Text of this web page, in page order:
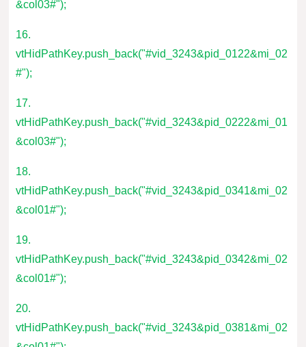
&col03#");
16.
vtHidPathKey.push_back("#vid_3243&pid_0122&mi_02
#");
17.
vtHidPathKey.push_back("#vid_3243&pid_0222&mi_01
&col03#");
18.
vtHidPathKey.push_back("#vid_3243&pid_0341&mi_02
&col01#");
19.
vtHidPathKey.push_back("#vid_3243&pid_0342&mi_02
&col01#");
20.
vtHidPathKey.push_back("#vid_3243&pid_0381&mi_02